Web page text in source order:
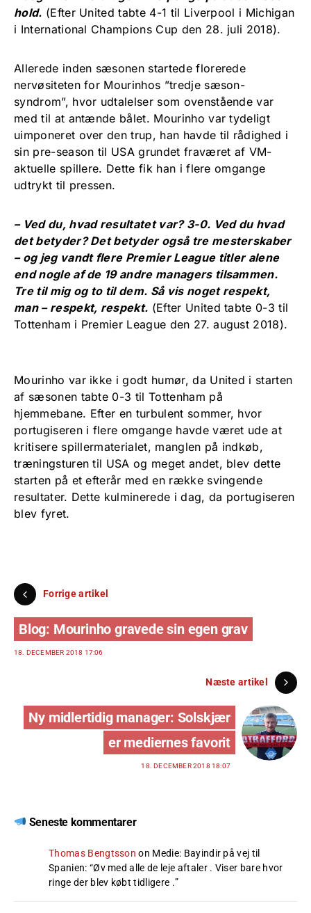
hold. (Efter United tabte 4-1 til Liverpool i Michigan
i International Champions Cup den 28. juli 2018).
Allerede inden sæsonen startede florerede
nervøsiteten for Mourinhos ”tredje sæson-
syndrom”, hvor udtalelser som ovenstående var
med til at antænde bålet. Mourinho var tydeligt
uimponeret over den trup, han havde til rådighed i
sin pre-season til USA grundet fraværet af VM-
aktuelle spillere. Dette fik han i flere omgange
udtrykt til pressen.
– Ved du, hvad resultatet var? 3-0. Ved du hvad
det betyder? Det betyder også tre mesterskaber
– og jeg vandt flere Premier League titler alene
end nogle af de 19 andre managers tilsammen.
Tre til mig og to til dem. Så vis noget respekt,
man – respekt, respekt. (Efter United tabte 0-3 til
Tottenham i Premier League den 27. august 2018).
Mourinho var ikke i godt humør, da United i starten
af sæsonen tabte 0-3 til Tottenham på
hjemmebane. Efter en turbulent sommer, hvor
portugiseren i flere omgange havde været ude at
kritisere spillermaterialet, manglen på indkøb,
træningsturen til USA og meget andet, blev dette
starten på et efterår med en række svingende
resultater. Dette kulminerede i dag, da portugiseren
blev fyret.
Forrige artikel
Blog: Mourinho gravede sin egen grav
18. DECEMBER 2018 17:06
Næste artikel
Ny midlertidig manager: Solskjær
er mediernes favorit
18. DECEMBER 2018 18:07
Seneste kommentarer
Thomas Bengtsson on Medie: Bayindir på vej til
Spanien: “Øv med alle de leje aftaler . Viser bare hvor
ringe der blev købt tidligere .”